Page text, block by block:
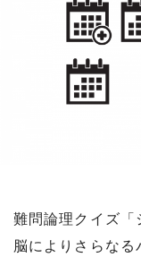
難問論理クイズ「
脳によりさらなる